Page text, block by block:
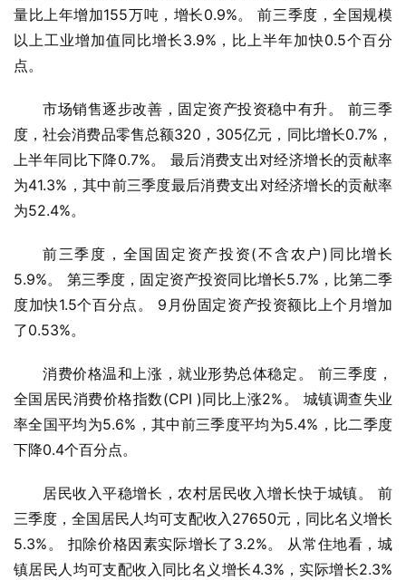
量比上年增加155万吨，增长0.9%。 前三季度，全国规模
以上工业增加值同比增长3.9%，比上半年加快0.5个百分
点。
市场销售逐步改善，固定资产投资稳中有升。 前三季
度，社会消费品零售总额320，305亿元，同比增长0.7%，
上半年同比下降0.7%。 最后消费支出对经济增长的贡献率
为41.3%，其中前三季度最后消费支出对经济增长的贡献率
为52.4%。
前三季度，全国固定资产投资(不含农户)同比增长
5.9%。 第三季度，固定资产投资同比增长5.7%，比第二季
度加快1.5个百分点。 9月份固定资产投资额比上个月增加
了0.53%。
消费价格温和上涨，就业形势总体稳定。 前三季度，
全国居民消费价格指数(CPI )同比上涨2%。 城镇调查失业
率全国平均为5.6%，其中前三季度平均为5.4%，比二季度
下降0.4个百分点。
居民收入平稳增长，农村居民收入增长快于城镇。 前
三季度，全国居民人均可支配收入27650元，同比名义增长
5.3%。 扣除价格因素实际增长了3.2%。 从常住地看，城
镇居民人均可支配收入同比名义增长4.3%，实际增长2.3%